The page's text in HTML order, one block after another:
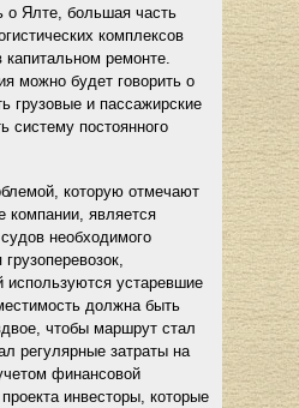
о Ялте, большая часть
комплексов
ремонте.
можно будет говорить о
грузовые и пассажирские
систему постоянного
которую отмечают
компании, является
необходимого
используются устаревшие
должна быть
чтобы маршрут стал
регулярные затраты на
финансовой
инвесторы, которые